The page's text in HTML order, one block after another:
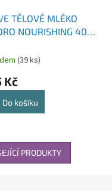
TĚLOVÉ MLÉKO
NOURISHING 400
(39 ks)
Kč
Do košíku
PRODUKTY